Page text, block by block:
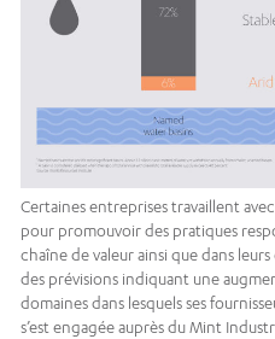
Certaines entreprises travaillent
pour promouvoir des pratiques
chaîne de valeur ainsi que dans
des prévisions indiquant une
domaines dans lesquels ses
s’est engagée auprès du Mint